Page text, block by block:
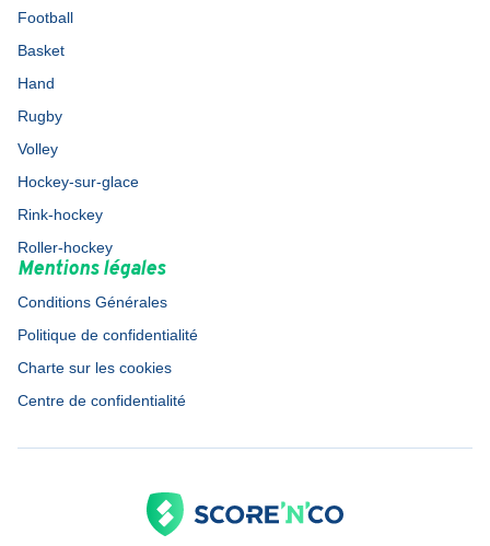
Football
Basket
Hand
Rugby
Volley
Hockey-sur-glace
Rink-hockey
Roller-hockey
Mentions légales
Conditions Générales
Politique de confidentialité
Charte sur les cookies
Centre de confidentialité